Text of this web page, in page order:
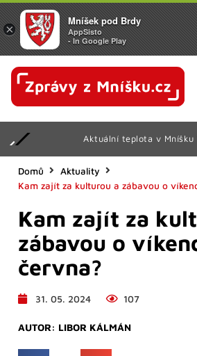
Aktuální teplota v Mníšku
Domů
Aktuality
Kam zajít za kulturou a zábavou o
Kam zajít za
zábavou o
června?
31. 05. 2024 107
AUTOR: LIBOR KÁLMÁN
×
Mníšek pod Brdy
AppSisto
- In Google Play